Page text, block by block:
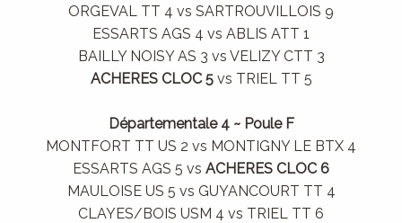
ORGEVAL TT 4 vs SARTROUVILLOIS 9
ESSARTS AGS 4 vs ABLIS ATT 1
BAILLY NOISY AS 3 vs VELIZY CTT 3
ACHERES CLOC 5vs TRIEL TT 5
Départementale 4 ~ Poule F
MONTFORT TT US 2 vs MONTIGNY LE BTX 4
ESSARTS AGS 5 vs ACHERES CLOC 6
MAULOISE US 5 vs GUYANCOURT TT 4
CLAYES/BOIS USM 4 vs TRIEL TT 6